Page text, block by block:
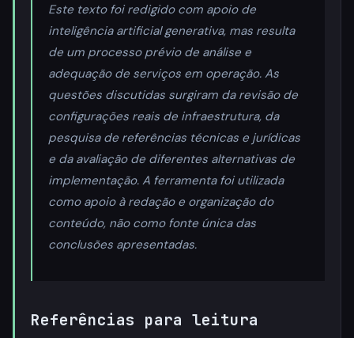
Este texto foi redigido com apoio de
inteligência artificial generativa, mas resulta
de um processo prévio de análise e
adequação de serviços em operação. As
questões discutidas surgiram da revisão de
configurações reais de infraestrutura, da
pesquisa de referências técnicas e jurídicas
e da avaliação de diferentes alternativas de
implementação. A ferramenta foi utilizada
como apoio à redação e organização do
conteúdo, não como fonte única das
conclusões apresentadas.
Referências para leitura